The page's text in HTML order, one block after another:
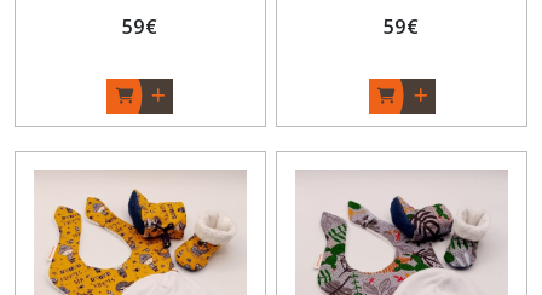
bavoir - Fille - "Lama" - Fait
59€
bavoir - Fille - "Flam'and'Co"
59€